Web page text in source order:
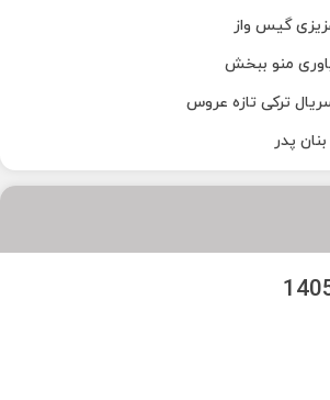
گیس واز
منو ببخش
ترکی تازه عروس
پدر